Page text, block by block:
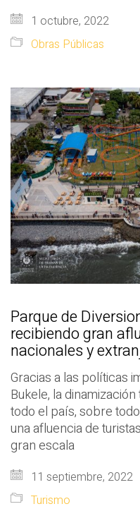
1 octubre, 2022
Obras Públicas
Parque de
recibiendo gran
nacionales y
Gracias a las políticas
Bukele, la
todo el país, sobre
una afluencia de
gran escala
11 septiembre, 2022
Turismo